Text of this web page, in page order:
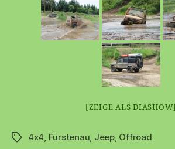
[ZEIGE ALS DIASHOW]
Schlagwörter
4x4, Fürstenau, Jeep, Offroad